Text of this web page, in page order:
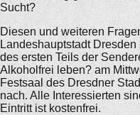
Sucht?
Diesen und weiteren
Landeshauptstadt
des ersten Teils der
Alkoholfrei leben? am
Festsaal des Dresdner
nach. Alle Interessierten
Eintritt ist kostenfrei.